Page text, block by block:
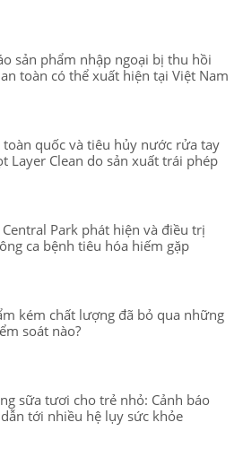
sản phẩm nhập ngoại bị thu hồi
toàn có thể xuất hiện tại Việt Nam
toàn quốc và tiêu hủy nước rửa tay
Layer Clean do sản xuất trái phép
Park phát hiện và điều trị
ca bệnh tiêu hóa hiếm gặp
kém chất lượng đã bỏ qua những
soát nào?
sữa tươi cho trẻ nhỏ: Cảnh báo
tới nhiều hệ lụy sức khỏe